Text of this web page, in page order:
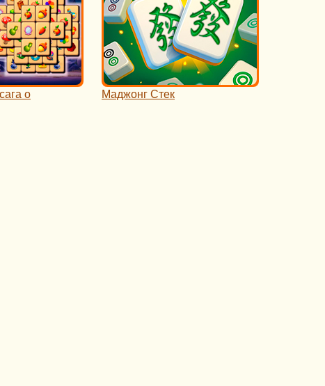
о
Маджонг Стек